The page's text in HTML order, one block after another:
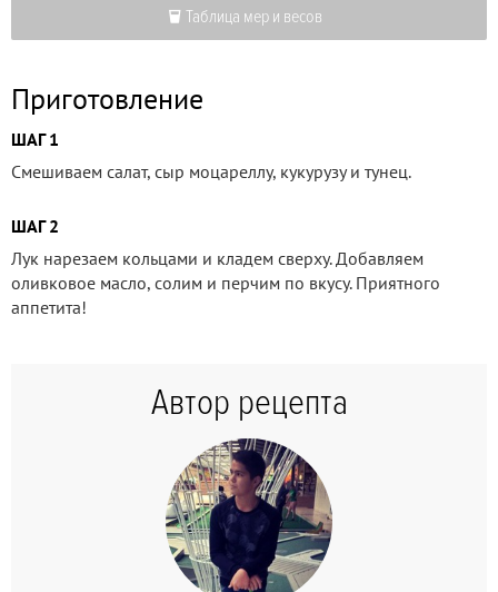
Таблица мер и весов
Приготовление
ШАГ 1
Смешиваем салат, сыр моцареллу, кукурузу и тунец.
ШАГ 2
Лук нарезаем кольцами и кладем сверху. Добавляем
оливковое масло, солим и перчим по вкусу. Приятного
аппетита!
Автор рецепта